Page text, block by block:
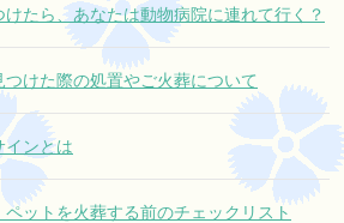
たら、あなたは動物病院に連れて行く？
けた際の処置やご火葬について
インとは
ットを火葬する前のチェックリスト